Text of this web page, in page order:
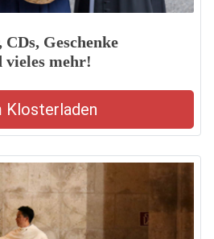
CDs, Geschenke
vieles mehr!
Klosterladen